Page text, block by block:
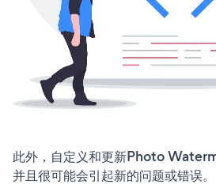
此外，自定义和更新Photo
并且很可能会引起新的问题或错误。